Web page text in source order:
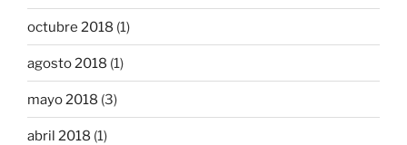
octubre 2018 (1)
agosto 2018 (1)
mayo 2018 (3)
abril 2018 (1)